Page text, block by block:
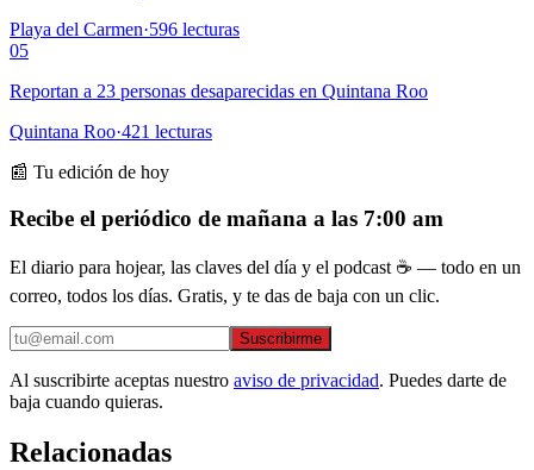
Playa del Carmen·596 lecturas
05
Reportan a 23 personas desaparecidas en Quintana Roo
Quintana Roo·421 lecturas
📰 Tu edición de hoy
Recibe el periódico de mañana a las 7:00 am
El diario para hojear, las claves del día y el podcast ☕ — todo en un
correo, todos los días. Gratis, y te das de baja con un clic.
Suscribirme
Al suscribirte aceptas nuestro aviso de privacidad. Puedes darte de
baja cuando quieras.
Relacionadas